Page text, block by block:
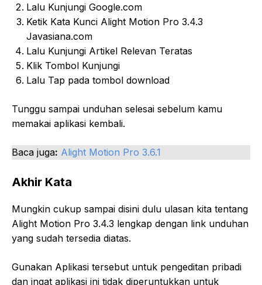
Lalu Kunjungi Google.com
Ketik Kata Kunci Alight Motion Pro 3.4.3
Javasiana.com
Lalu Kunjungi Artikel Relevan Teratas
Klik Tombol Kunjungi
Lalu Tap pada tombol download
Tunggu sampai unduhan selesai sebelum kamu
memakai aplikasi kembali.
Baca juga: Alight Motion Pro 3.6.1
Akhir Kata
Mungkin cukup sampai disini dulu ulasan kita tentang
Alight Motion Pro 3.4.3 lengkap dengan link unduhan
yang sudah tersedia diatas.
Gunakan Aplikasi tersebut untuk pengeditan pribadi
dan ingat aplikasi ini tidak diperuntukkan untuk